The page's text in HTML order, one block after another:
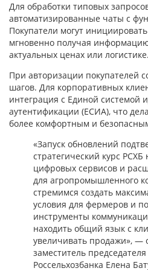
Для обработки типовых
автоматизированные чаты с
Покупатели могут
мгновенно получая
актуальных ценах или логистике.
При авторизации покупателей
шагов. Для корпоративных
интеграция с Единой системой
аутентификации (ЕСИА), что
более комфортным и
«Запуск обновлений
стратегический курс РСХБ
цифровых сервисов и
для агропромышленного
стремимся создать
условия для фермеров и
инструменты
находить общий язык с
увеличивать продажи», —
заместитель
Россельхозбанка Елена